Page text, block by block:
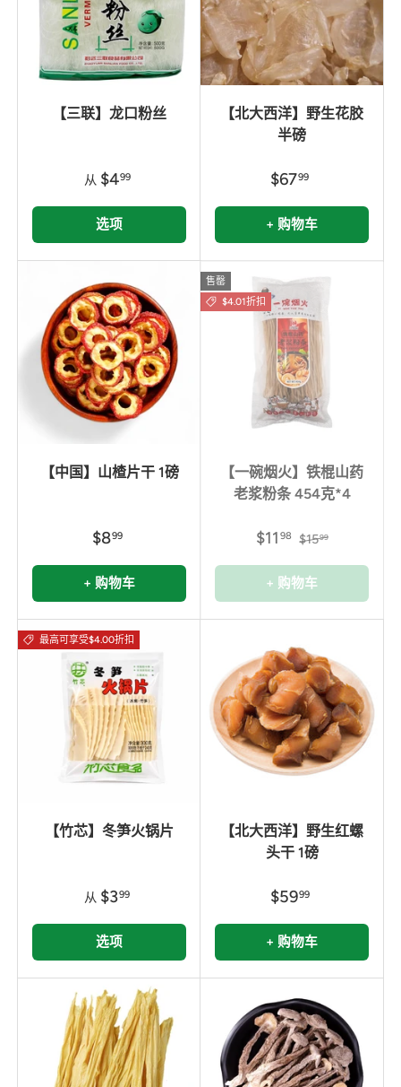
【三联】龙口粉丝
从 $499
选项
【北大西洋】野生花胶
半磅
$6799
+ 购物车
【中国】山楂片干 1磅
$899
+ 购物车
售罄
$4.01折扣
【一碗烟火】铁棍山药
老浆粉条 454克*4
$11 98 $1599
+ 购物车
最高可享受$4.00折扣
【竹芯】冬笋火锅片
从 $399
选项
【北大西洋】野生红螺
头干 1磅
$5999
+ 购物车